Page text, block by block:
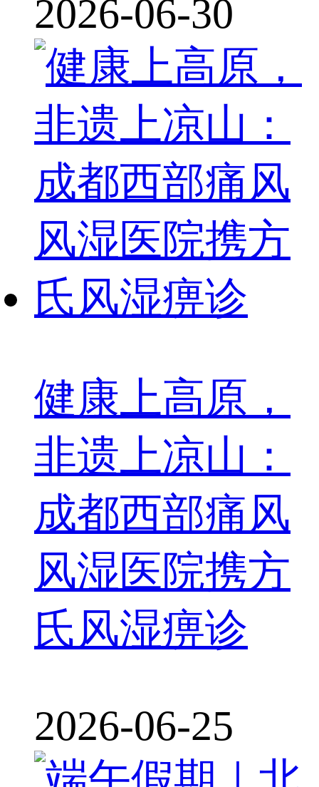
2026-06-30
健康上高原，
非遗上凉山：
成都西部痛风
风湿医院携方
氏风湿痹诊
2026-06-25